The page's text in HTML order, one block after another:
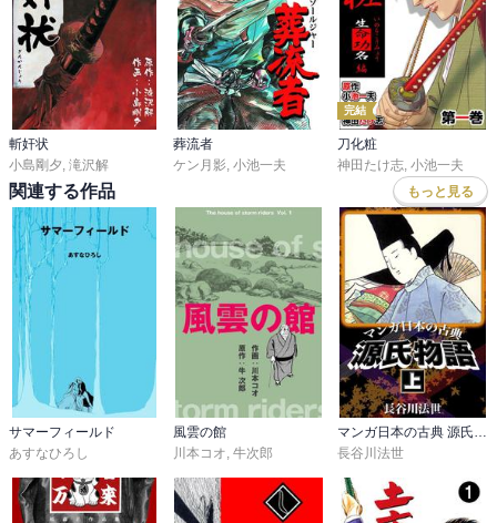
斬奸状
小島剛夕 滝沢解
葬流者
ケン月影 小池一夫
完結
刀化粧
神田たけ志 小池一夫
関連する作品 もっと見る
サマーフィールド
あすなひろし
風雲の館
川本コオ, 牛次郎
マンガ日本の古典 源氏物語
長谷川法世